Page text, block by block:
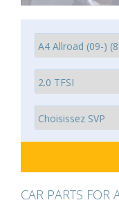
CAR PARTS FOR